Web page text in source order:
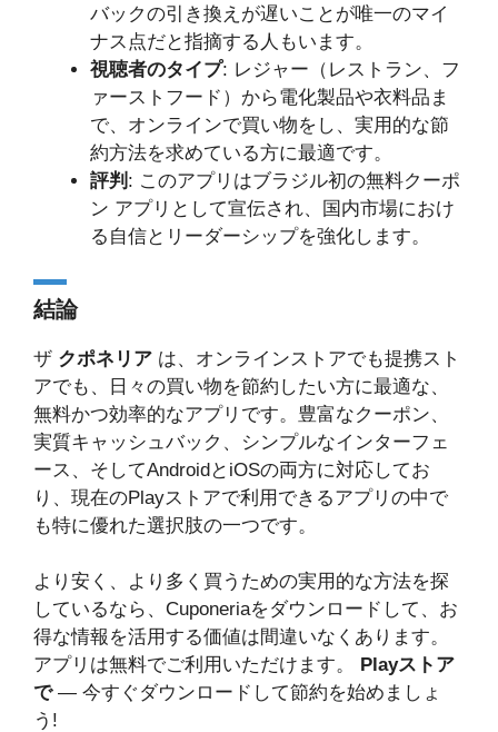
バックの引き換えが遅いことが唯一のマイ
ナス点だと指摘する人もいます。
視聴者のタイプ: レジャー（レストラン、フ
ァーストフード）から電化製品や衣料品ま
で、オンラインで買い物をし、実用的な節
約方法を求めている方に最適です。
評判 : このアプリはブラジル初の無料クーポ
ン アプリとして宣伝され、国内市場におけ
る自信とリーダーシップを強化します。
結論
ザ クポネリア は、オンラインストアでも提携スト
アでも、日々の買い物を節約したい方に最適な、
無料かつ効率的なアプリです。豊富なクーポン、
実質キャッシュバック、シンプルなインターフェ
ース、そしてAndroidとiOSの両方に対応してお
り、現在のPlayストアで利用できるアプリの中で
も特に優れた選択肢の一つです。
より安く、より多く買うための実用的な方法を探
しているなら、Cuponeriaをダウンロードして、お
得な情報を活用する価値は間違いなくあります。
アプリは無料でご利用いただけます。 Playストア
で— 今すぐダウンロードして節約を始めましょ
う!